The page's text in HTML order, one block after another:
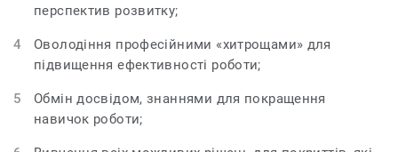
перспектив розвитку;
Оволодіння професійними «хитрощами» для
підвищення ефективності роботи;
Обмін досвідом, знаннями для покращення
навичок роботи;